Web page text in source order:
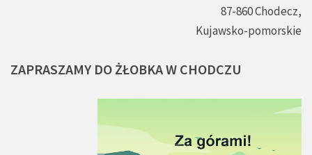
87-860 Chodecz,
Kujawsko-pomorskie
ZAPRASZAMY DO ŻŁOBKAW CHODCZU